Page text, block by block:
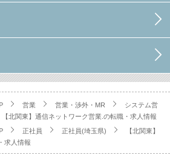
営業 営業・渉外・MR
システム営
【北関東】通信ネットワーク営業.の転職・求人情報
正社員 正社員(埼玉県)
【北関東】
求人情報